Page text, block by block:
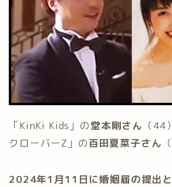
「KinKi Kids」の堂本剛さん （44
クローバーZ」の百田夏菜子さん
2024年1月11日に婚姻届の提出